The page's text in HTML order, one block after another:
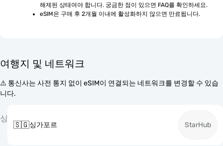
해제된 상태여야 합니다. 궁금한 점이 있으면 FAQ를 확인하세요.
eSIM은 구매 후 2개월 이내에 활성화하지 않으면 만료됩니다.
여행지 및 네트워크
⚠️ 통신사는 사전 통지 없이 eSIM이 연결되는 네트워크를 변경할 수 있습
니다.
싱
🇸🇬싱가포르 StarHub